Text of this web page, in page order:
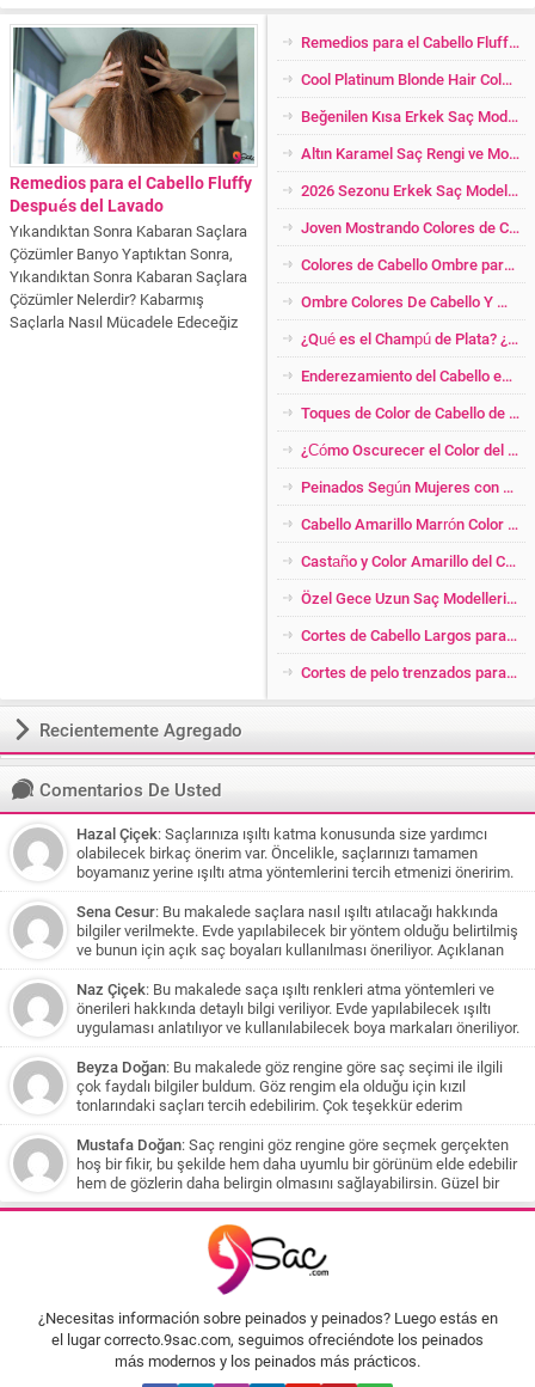
Remedios para el Cabello Fluffy
Después del Lavado
Yıkandıktan Sonra Kabaran Saçlara
Çözümler Banyo Yaptıktan Sonra,
Yıkandıktan Sonra Kabaran Saçlara
Çözümler Nelerdir? Kabarmış
Saçlarla Nasıl Mücadele Edeceğiz
Remedios para el Cabello Fluffy Después del Lavado
Cool Platinum Blonde Hair Color y Modelos 2024
Beğenilen Kısa Erkek Saç Modelleri 2024
Altın Karamel Saç Rengi ve Modelleri 2026
2026 Sezonu Erkek Saç Modelleri
Joven Mostrando Colores de Cabello
Colores de Cabello Ombre para Las Rubias Más Cool
Ombre Colores De Cabello Y Modelos
¿Qué es el Champú de Plata? ¿Quién Debería Usar? ¡Increíbles Impactos!
Enderezamiento del Cabello en Formas Naturales
Toques de Color de Cabello de Cobre para Mujer
¿Cómo Oscurecer el Color del Cabello Platino en Casa? ¿Abriendo el Color Baleige Amarillo Oscuro?
Peinados Según Mujeres con Pérdida de Peso
Cabello Amarillo Marrón Color de Cabello Transición
Castaño y Color Amarillo del Cabello Brillante
Özel Gece Uzun Saç Modelleri 2026
Cortes de Cabello Largos para Mujer con Lado Raspado
Cortes de pelo trenzados para Cabello Corto
Recientemente Agregado
Comentarios De Usted
Hazal Çiçek: Saçlarınıza ışıltı katma konusunda size yardımcı
olabilecek birkaç önerim var. Öncelikle, saçlarınızı tamamen
boyamanız yerine ışıltı atma yöntemlerini tercih etmenizi öneririm.
Bu şekilde saçlarınıza daha az zarar verirsiniz ve doğal bir görünüm
elde edersiniz. Eğer saç renginiz koyu kahve veya siyaha yakınsa,
karamel tonlarından oluşan bir ışıltı size çok yakışabilir. Bu renkler,
saçlarınızı yumuşatarak doğal bir parıltı sağlar. Beyaz tenliyseniz,
koyu karamel tonları size daha uygun olabilir. Çikolata ve kahve
tonlarında ışıltı katmak isterseniz, saçınızın belirli bölümlerine ince
tutamlar halinde bal köpüğü tonlarında boya uygulayabilirsiniz. Bu
şekilde saçlarınıza hareket ve canlılık katabilirsiniz. Siyah saç
rengine sahipseniz ve teniniz esmer ise biraz cesur bir seçim
yapabilirsiniz. Jennifer Lopez'in saç rengini örnek alarak, bronz,
kumral, karamel veya bal köpüğü tonlarından oluşan bir ışıltı
deneyebilirsiniz. Ancak, uzun süredir siyah boyadan sonra bu
renklere geçmek için saçlarınızın aşamalı olarak açılması
gerekecek ve bu işlem saçlarınıza zarar verebilir. Bu nedenle, bir
kuaföre danışmanız ve profesyonel yardım almanız önemlidir.
Sonbahar ve kış aylarında daha sıcak renkler tercih etmenizi
öneririm. Küllü tonlar yerine daha sıcak ve doğal renklere yönelmek
saçlarınıza daha doğal bir görünüm sağlayacaktır. Bu öneriler
ışığında, saçlarınıza uygun olan ışıltı renklerini bulabilir ve
saçlarınıza yeni bir canlılık katabilirsiniz. Unutmayın, saçlarınıza
ışıltı katarken doğal görünümü korumak önemlidir ve bu işlemi
profesyonel bir kuaförden yardım alarak gerçekleştirmeniz daha
uygun olacaktır.
Sena Cesur: Bu makalede saçlara nasıl ışıltı atılacağı hakkında
bilgiler verilmekte. Evde yapılabilecek bir yöntem olduğu belirtilmiş
ve bunun için açık saç boyaları kullanılması öneriliyor. Açıklanan
yöntem balyaj yapılması ve saçlara uygun boya uygulanması
üzerine olduğu için siyah saçları olan biri için uygun olmayabilir.
Ancak önerilen diğer renkler ve yöntemlerle daha açık tonlar elde
edilebilir. Ayrıca, saçlarınızın uzun süre boyalı olduğu ve kuaför
işlemlerinden geçmesi gerekebileceği belirtiliyor.
Naz Çiçek: Bu makalede saça ışıltı renkleri atma yöntemleri ve
önerileri hakkında detaylı bilgi veriliyor. Evde yapılabilecek ışıltı
uygulaması anlatılıyor ve kullanılabilecek boya markaları öneriliyor.
Ayrıca okuyucuların soruları da cevaplandırılmış ve çeşitli renk
önerileri yapılmış. Özellikle beyaz tenli kişilere koyu karamel tonları
öneriliyor. Saçların sağlığına dikkat çekilse de yapılan her işlem
saça zarar verebileceği belirtiliyor. Son olarak, siyah boyalı
saçlardan açıklık elde etmek için aşamalı olarak açma işlemi
yapılması gerektiği ve kahve tonlarıyla başlanması öneriliyor.
Beyza Doğan: Bu makalede göz rengine göre saç seçimi ile ilgili
çok faydalı bilgiler buldum. Göz rengim ela olduğu için kızıl
tonlarındaki saçları tercih edebilirim. Çok teşekkür ederim
Mustafa Doğan: Saç rengini göz rengine göre seçmek gerçekten
hoş bir fikir, bu şekilde hem daha uyumlu bir görünüm elde edebilir
hem de gözlerin daha belirgin olmasını sağlayabilirsin. Güzel bir
rehber olmuş, teşekkürler
¿Necesitas información sobre peinados y peinados? Luego estás en
el lugar correcto.9sac.com, seguimos ofreciéndote los peinados
más modernos y los peinados más prácticos.